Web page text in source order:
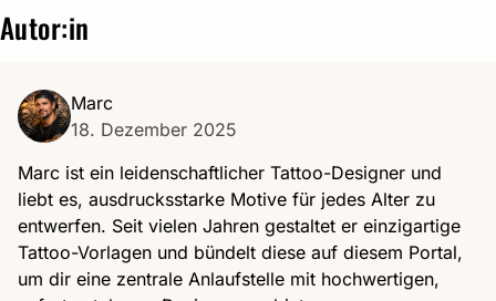
Autor:in
Marc
18. Dezember 2025
Marc ist ein leidenschaftlicher Tattoo-Designer und
liebt es, ausdrucksstarke Motive für jedes Alter zu
entwerfen. Seit vielen Jahren gestaltet er einzigartige
Tattoo-Vorlagen und bündelt diese auf diesem Portal,
um dir eine zentrale Anlaufstelle mit hochwertigen,